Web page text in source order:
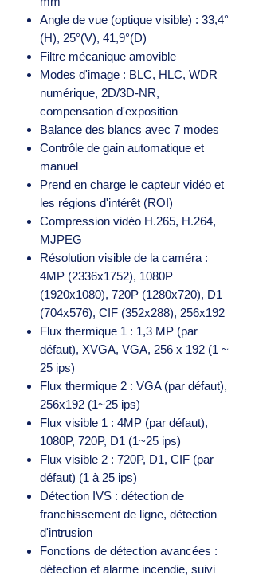
Angle de vue (optique visible) : 33,4°
(H), 25°(V), 41,9°(D)
Filtre mécanique amovible
Modes d'image : BLC, HLC, WDR
numérique, 2D/3D-NR,
compensation d'exposition
Balance des blancs avec 7 modes
Contrôle de gain automatique et
manuel
Prend en charge le capteur vidéo et
les régions d'intérêt (ROI)
Compression vidéo H.265, H.264,
MJPEG
Résolution visible de la caméra :
4MP (2336x1752), 1080P
(1920x1080), 720P (1280x720), D1
(704x576), CIF (352x288), 256x192
Flux thermique 1 : 1,3 MP (par
défaut), XVGA, VGA, 256 x 192 (1 ~
25 ips)
Flux thermique 2 : VGA (par défaut),
256x192 (1~25 ips)
Flux visible 1 : 4MP (par défaut),
1080P, 720P, D1 (1~25 ips)
Flux visible 2 : 720P, D1, CIF (par
défaut) (1 à 25 ips)
Détection IVS : détection de
franchissement de ligne, détection
d'intrusion
Fonctions de détection avancées :
détection et alarme incendie, suivi